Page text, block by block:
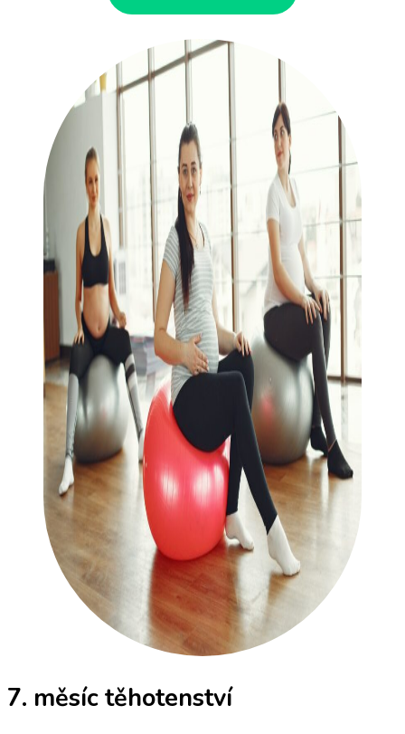
7. měsíc těhotenství